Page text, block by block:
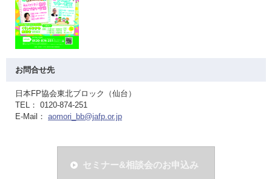
お問合せ先
日本FP協会東北ブロック（仙台）
TEL： 0120-874-251
E-Mail： aomori_bb@jafp.or.jp
セミナー&相談会のお申込み